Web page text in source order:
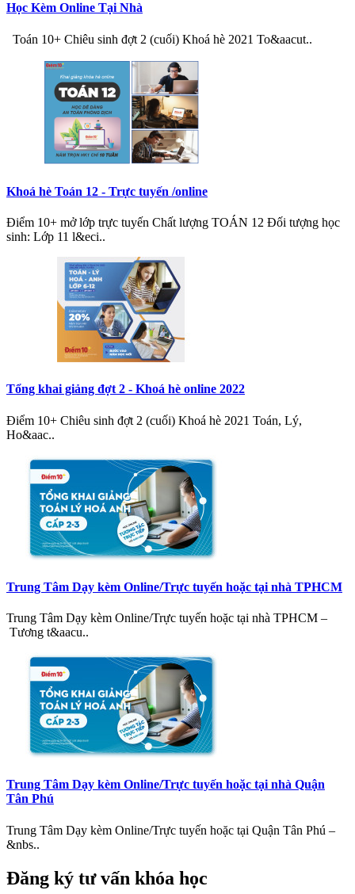
Học Kèm Online Tại Nhà
Toán 10+ Chiêu sinh đợt 2 (cuối) Khoá hè 2021 To&aacut..
Khoá hè Toán 12 - Trực tuyến /online
Điểm 10+ mở lớp trực tuyến Chất lượng TOÁN 12 Đối tượng học
sinh: Lớp 11 l&eci..
Tổng khai giảng đợt 2 - Khoá hè online 2022
Điểm 10+ Chiêu sinh đợt 2 (cuối) Khoá hè 2021 Toán, Lý,
Ho&aac..
Trung Tâm Dạy kèm Online/Trực tuyến hoặc tại nhà TPHCM
Trung Tâm Dạy kèm Online/Trực tuyến hoặc tại nhà TPHCM –
Tương t&aacu..
Trung Tâm Dạy kèm Online/Trực tuyến hoặc tại nhà Quận
Tân Phú
Trung Tâm Dạy kèm Online/Trực tuyến hoặc tại Quận Tân Phú –
&nbs..
Đăng ký tư vấn khóa học